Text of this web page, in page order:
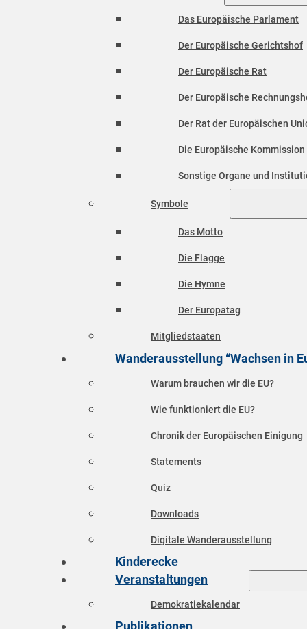
Das Europäische Parlament
Der Europäische Gerichtshof
Der Europäische Rat
Der Europäische
Der Rat der Europäischen
Die Europäische Kommission
Sonstige Organe und
Symbole
Das Motto
Die Flagge
Die Hymne
Der Europatag
Mitgliedstaaten
Wanderausstellung “Wachsen in
Warum brauchen wir die EU?
Wie funktioniert die EU?
Chronik der Europäischen Einigung
Statements
Quiz
Downloads
Digitale Wanderausstellung
Kinderecke
Veranstaltungen
Demokratiekalendar
Publikationen